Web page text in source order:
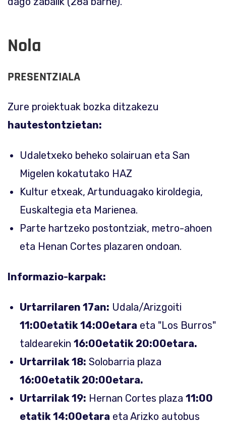
Nola
PRESENTZIALA
Zure proiektuak bozka ditzakezu
hautestontzietan:
Udaletxeko beheko solairuan eta San
Migelen kokatutako HAZ
Kultur etxeak, Artunduagako kiroldegia,
Euskaltegia eta Marienea.
Parte hartzeko postontziak, metro-ahoen
eta Henan Cortes plazaren ondoan.
Informazio-karpak:
Urtarrilaren 17an: Udala/Arizgoiti
11:00etatik 14:00etara eta "Los Burros"
taldearekin 16:00etatik 20:00etara.
Urtarrilak 18: Solobarria plaza
16:00etatik 20:00etara.
Urtarrilak 19: Hernan Cortes plaza 11:00
etatik 14:00etara eta Arizko autobus